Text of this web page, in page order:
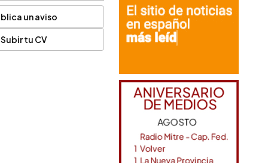
un aviso
Subir tu CV